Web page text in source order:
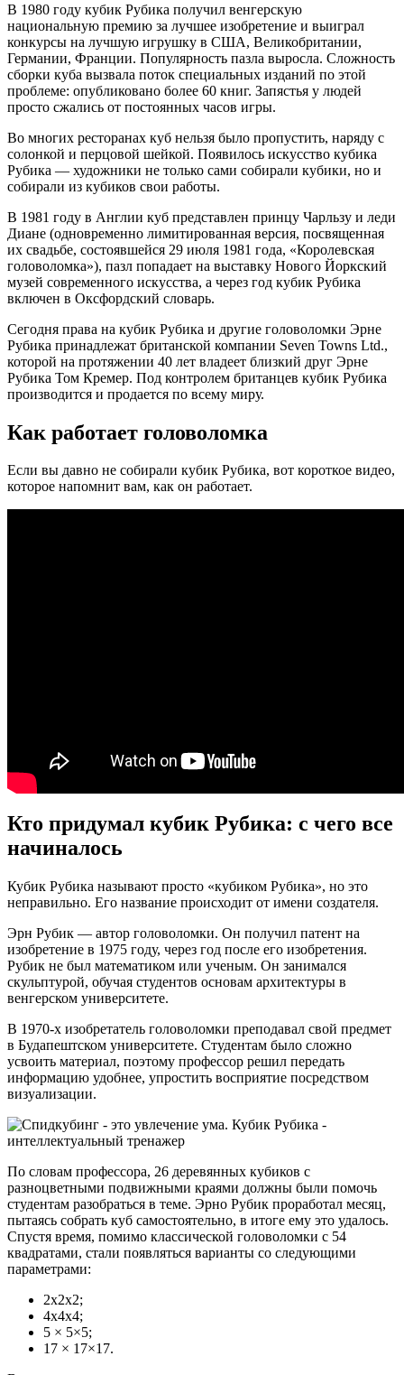
В 1980 году кубик Рубика получил венгерскую
национальную премию за лучшее изобретение и выиграл
конкурсы на лучшую игрушку в США, Великобритании,
Германии, Франции. Популярность пазла выросла. Сложность
сборки куба вызвала поток специальных изданий по этой
проблеме: опубликовано более 60 книг. Запястья у людей
просто сжались от постоянных часов игры.
Во многих ресторанах куб нельзя было пропустить, наряду с
солонкой и перцовой шейкой. Появилось искусство кубика
Рубика — художники не только сами собирали кубики, но и
собирали из кубиков свои работы.
В 1981 году в Англии куб представлен принцу Чарльзу и леди
Диане (одновременно лимитированная версия, посвященная
их свадьбе, состоявшейся 29 июля 1981 года, «Королевская
головоломка»), пазл попадает на выставку Нового Йоркский
музей современного искусства, а через год кубик Рубика
включен в Оксфордский словарь.
Сегодня права на кубик Рубика и другие головоломки Эрне
Рубика принадлежат британской компании Seven Towns Ltd.,
которой на протяжении 40 лет владеет близкий друг Эрне
Рубика Том Кремер. Под контролем британцев кубик Рубика
производится и продается по всему миру.
Как работает головоломка
Если вы давно не собирали кубик Рубика, вот короткое видео,
которое напомнит вам, как он работает.
Кто придумал кубик Рубика: с чего все
начиналось
Кубик Рубика называют просто «кубиком Рубика», но это
неправильно. Его название происходит от имени создателя.
Эрн Рубик — автор головоломки. Он получил патент на
изобретение в 1975 году, через год после его изобретения.
Рубик не был математиком или ученым. Он занимался
скульптурой, обучая студентов основам архитектуры в
венгерском университете.
В 1970-х изобретатель головоломки преподавал свой предмет
в Будапештском университете. Студентам было сложно
усвоить материал, поэтому профессор решил передать
информацию удобнее, упростить восприятие посредством
визуализации.
По словам профессора, 26 деревянных кубиков с
разноцветными подвижными краями должны были помочь
студентам разобраться в теме. Эрно Рубик проработал месяц,
пытаясь собрать куб самостоятельно, в итоге ему это удалось.
Спустя время, помимо классической головоломки с 54
квадратами, стали появляться варианты со следующими
параметрами:
2х2х2;
4х4х4;
5 × 5×5;
17 × 17×17.